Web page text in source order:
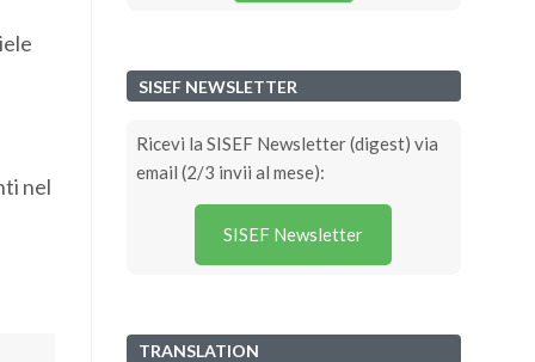
nel
SISEF NEWSLETTER
Ricevi la SISEF Newsletter (digest) via
email (2/3 invii al mese):
SISEF Newsletter
TRANSLATION